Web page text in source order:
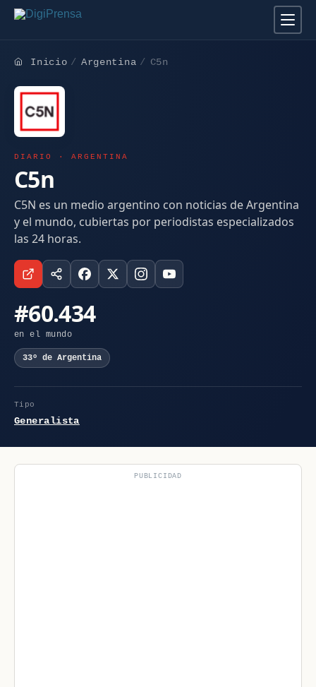
Inicio Argentina C5n
DIARIO · ARGENTINA
C5n
C5N es un medio argentino con noticias de Argentina
y el mundo, cubiertas por periodistas especializados
las 24 horas.
#60.434
en el mundo
33º de Argentina
Tipo
Generalista
PUBLICIDAD